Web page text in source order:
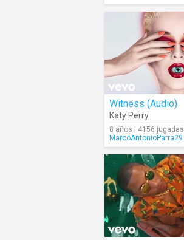
Witness (Audio)
Katy Perry
8 años | 4156 jugadas
MarcoAntonioParra29